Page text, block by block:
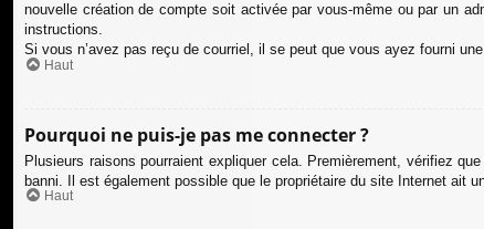
nouvelle création de compte soit activée par vous-même ou par un
instructions.
Si vous n’avez pas reçu de courriel, il se peut que vous ayez fourni
Haut
Pourquoi ne puis-je pas me connecter ?
Plusieurs raisons pourraient expliquer cela. Premièrement, vérifiez
banni. Il est également possible que le propriétaire du site Internet ait
Haut